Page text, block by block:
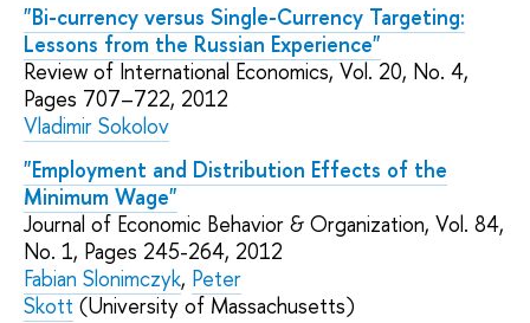
"Bi-currency versus Single-Currency Targeting:
Lessons from the Russian Experience"
Review of International Economics, Vol. 20, No. 4,
Pages 707–722, 2012
Vladimir Sokolov
"Employment and Distribution Effects of the
Minimum Wage"
Journal of Economic Behavior & Organization, Vol. 84,
No. 1, Pages 245-264, 2012
Fabian Slonimczyk, Peter
Skott (University of Massachusetts)